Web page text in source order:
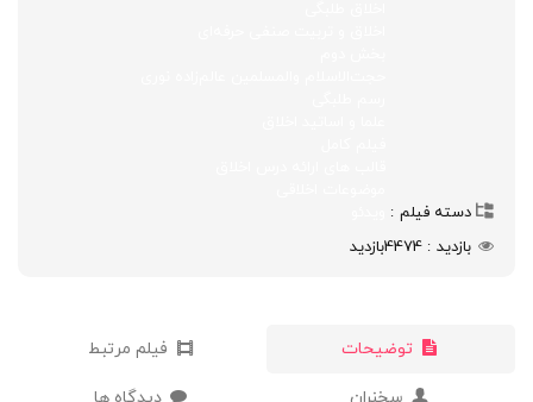
دسته فیلم
بازدید
4474بازدید
توضیحات فیلم مرتبط
سخنران دیدگاه ها